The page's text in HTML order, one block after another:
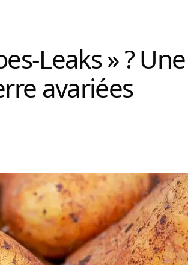
Leaks » ? Une
avariées